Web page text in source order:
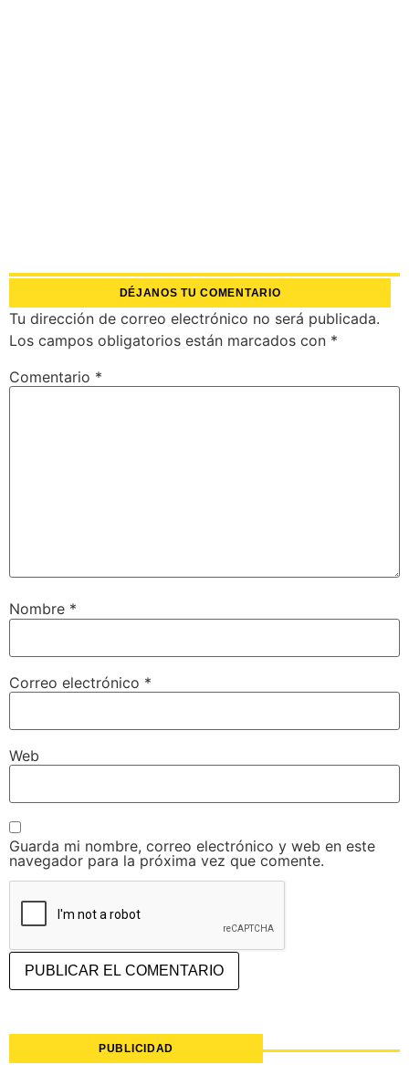
DÉJANOS TU COMENTARIO
Tu dirección de correo electrónico no será publicada.
Los campos obligatorios están marcados con *
Comentario *
Nombre *
Correo electrónico *
Web
Guarda mi nombre, correo electrónico y web en este
navegador para la próxima vez que comente.
PUBLICIDAD